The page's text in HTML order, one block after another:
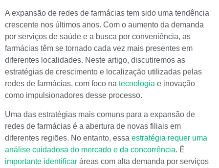
A expansão de redes de farmácias tem sido uma tendência
crescente nos últimos anos. Com o aumento da demanda
por serviços de saúde e a busca por conveniência, as
farmácias têm se tornado cada vez mais presentes em
diferentes localidades. Neste artigo, discutiremos as
estratégias de crescimento e localização utilizadas pelas
redes de farmácias, com foco na tecnologia e inovação
como impulsionadores desse processo.
Uma das estratégias mais comuns para a expansão de
redes de farmácias é a abertura de novas filiais em
diferentes regiões. No entanto, essa estratégia requer uma
análise cuidadosa do mercado e da concorrência. É
importante identificar áreas com alta demanda por serviços